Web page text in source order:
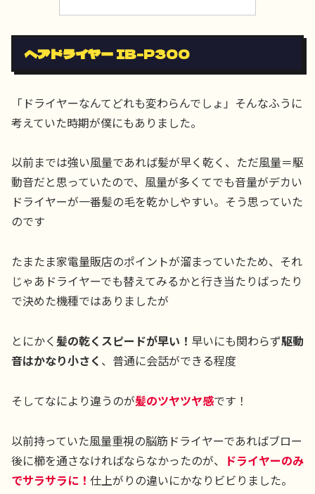
ヘアドライヤー IB-P300
「ドライヤーなんてどれも変わらんでしょ」そんなふうに
考えていた時期が僕にもありました。
以前までは強い風量であれば髪が早く乾く、ただ風量＝駆
動音だと思っていたので、風量が多くてでも音量がデカい
ドライヤーが一番髪の毛を乾かしやすい。そう思っていた
のです
たまたま家電量販店のポイントが溜まっていたため、それ
じゃあドライヤーでも替えてみるかと行き当たりばったり
で決めた機種ではありましたが
とにかく髪の乾くスピードが早い！ 早いにも関わらず駆動
音はかなり小さく 、普通に会話ができる程度
そしてなにより違うのが髪のツヤツヤ感です！
以前持っていた風量重視の脳筋ドライヤーであればブロー
後に櫛を通さなければならなかったのが、
ドライヤーのみ
でサラサラに！ 仕上がりの違いにかなりビビりました。